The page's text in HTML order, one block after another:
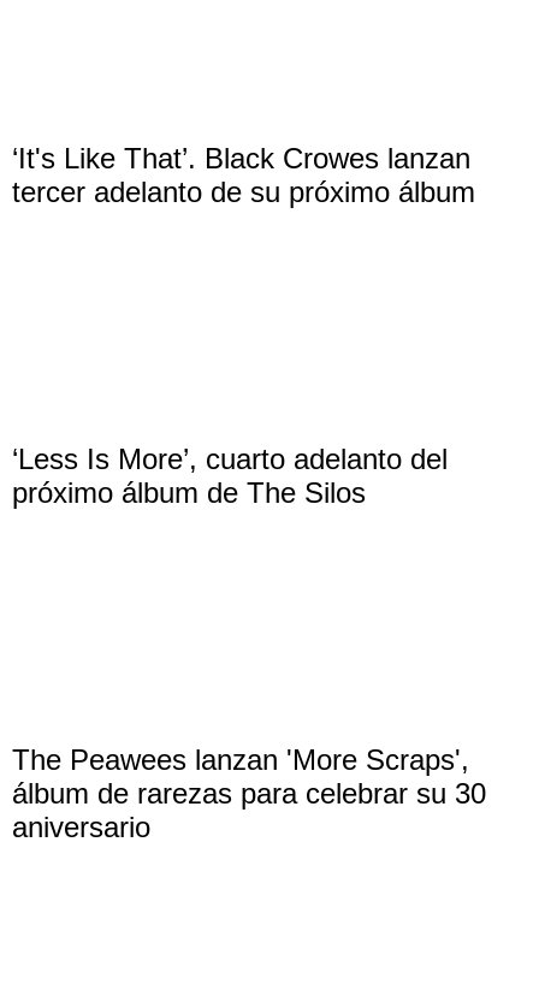
‘It's Like That’. Black Crowes lanzan
tercer adelanto de su próximo álbum
‘Less Is More’, cuarto adelanto del
próximo álbum de The Silos
The Peawees lanzan 'More Scraps',
álbum de rarezas para celebrar su 30
aniversario